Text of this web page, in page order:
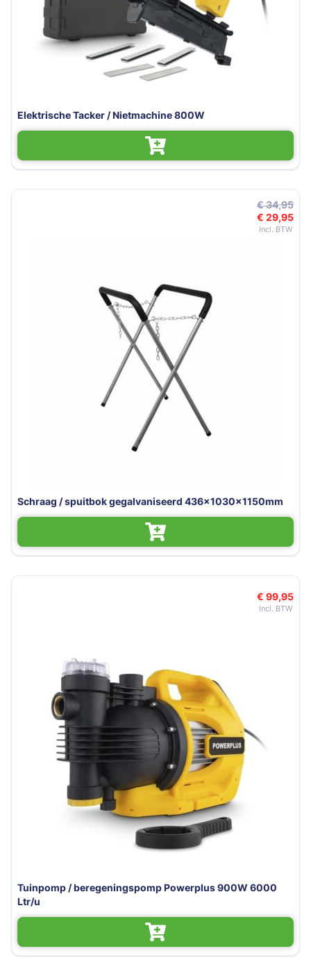
Elektrische Tacker / Nietmachine 800W
€ 34,95
€ 29,95
Schraag / spuitbok gegalvaniseerd 436x1030x1150mm
€ 99,95
Tuinpomp / beregeningspomp Powerplus 900W 6000
Ltr/u